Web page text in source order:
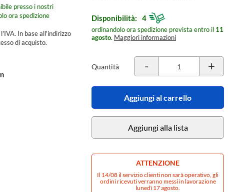
presso i nostri
ora spedizione
In base all'indirizzo
di acquisto.
Disponibilità: 4
ordinandolo ora spedizione prevista entro il 11
agosto. Maggiori informazioni
Quantità - +
Aggiungi al carrello
Aggiungi alla lista
ATTENZIONE
Il 14/08 il servizio clienti non sarà operativo, gli
ordini ricevuti verranno messi in lavorazione
lunedì 17 agosto.